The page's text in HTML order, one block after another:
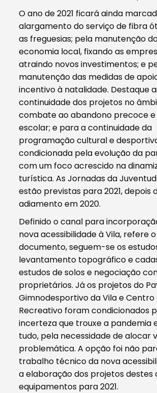
O ano de 2021 ficará ainda
alargamento do serviço de fibra
as freguesias; pela manutenção
economia local, fixando as
atraindo novos investimentos; e
manutenção das medidas de
incentivo à natalidade. Destaque
continuidade dos projetos no
combate ao abandono precoce e
escolar; e para a continuidade da
programação cultural e
condicionada pela evolução da
com um foco acrescido na
turística. As Jornadas da
estão previstas para 2021, depois
adiamento em 2020.
Definido o canal para
nova acessibilidade à Vila, refere
documento, seguem-se os
levantamento topográfico e
estudos de solos e negociação
proprietários. Já os projetos do
Gimnodesportivo da Vila e Centro
Recreativo foram condicionados
incerteza que trouxe a pandemia
tudo, pela necessidade de alocar
problemática. A opção foi não
trabalho técnico da nova
a elaboração dos projetos destes
equipamentos para 2021.